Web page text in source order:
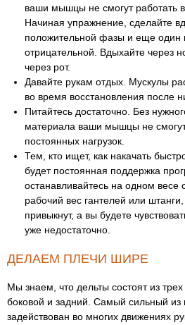
ваши мышцы не смогут работать
Начиная упражнение, сделайте
положительной фазы и еще один
отрицательной. Вдыхайте через
через рот.
Давайте рукам отдых. Мускулы
во время восстановления после
Питайтесь достаточно. Без
материала ваши мышцы не
постоянных нагрузок.
Тем, кто ищет, как накачать
будет постоянная поддержка
останавливайтесь на одном весе
рабочий вес гантелей или
привыкнут, а вы будете
уже недостаточно.
ДЕЛАЕМ ПЛЕЧИ ШИРЕ
Мы знаем, что дельты состоят из трех
боковой и задний. Самый сильный из
задействован во многих движениях